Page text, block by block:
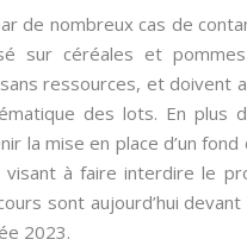
de nombreux cas de
sur céréales et
ressources, et doivent
des lots. En plus
la mise en place d’un fond
à faire interdire le
sont aujourd’hui
2023.